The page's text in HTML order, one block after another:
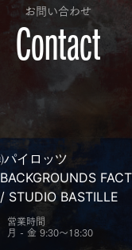
お問い合わせ
Contact
パイロッツ
STUDIO BASTILLE
営業時間
月 - 金 9:30〜18:30